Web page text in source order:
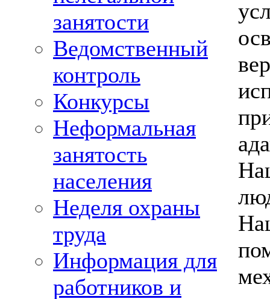
занятости
Ведомственный
контроль
Конкурсы
Неформальная
занятость
населения
Неделя охраны
труда
Информация для
работников и